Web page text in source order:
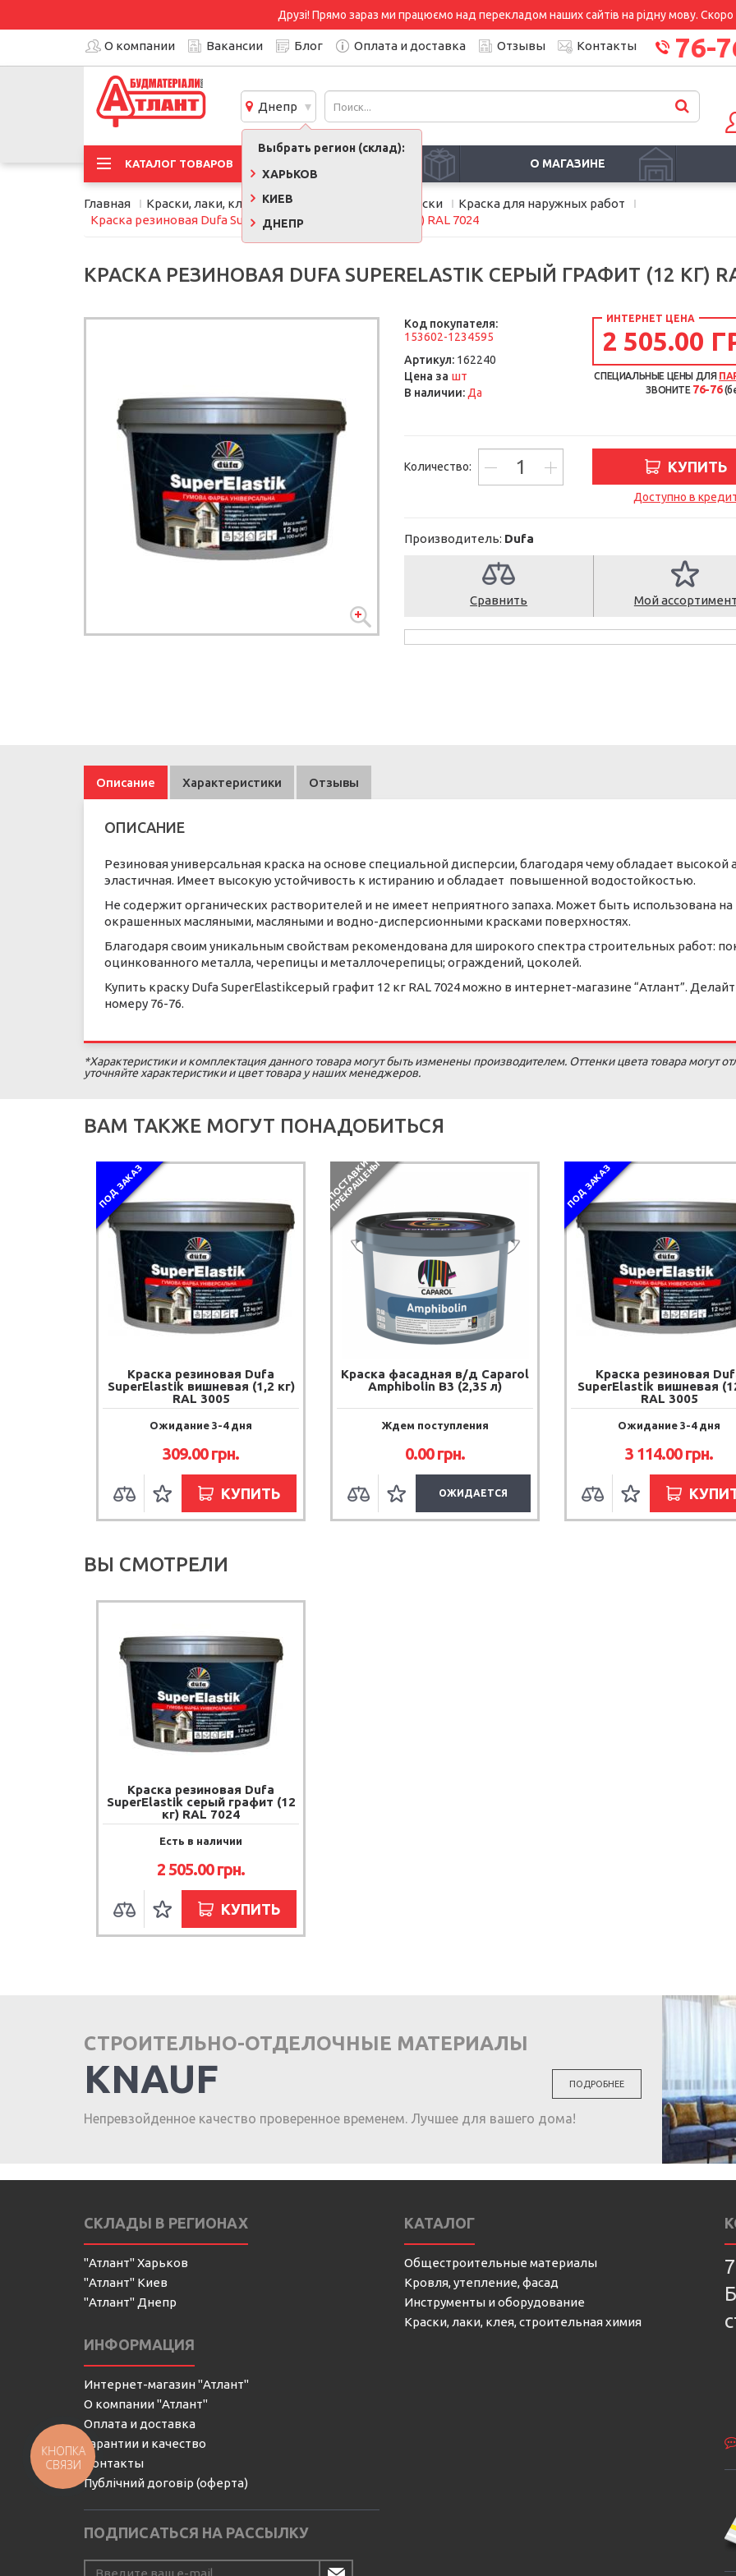
Друзі! Прямо зараз ми працюємо над перекладом наших сайтів на рідну мову. Скоро
О компании Вакансии Блог Оплата и доставка Отзывы Контакты 76-
Днепр
Выбрать регион (склад):
ХАРЬКОВ
КИЕВ
ДНЕПР
КАТАЛОГ ТОВАРОВ О МАГАЗИНЕ
Главная Краски, лаки, клеи, строительная химия Краски
Краска для наружных работ
Краска резиновая Dufa SuperElastik серый графит (12 кг) RAL 7024
КРАСКА РЕЗИНОВАЯ DUFA SUPERELASTIK СЕРЫЙ ГРАФИТ (12 КГ)
Код покупателя:
153602-1234595
Артикул: 162240
Цена за шт
В наличии: Да
ИНТЕРНЕТ ЦЕНА
2 505.00
СПЕЦИАЛЬНЫЕ ЦЕНЫ ДЛЯ
ЗВОНИТЕ 76-76
Количество: КУПИТЬ
Доступно в
Производитель: Dufa
Сравнить Мой ассортимент
Описание Характеристики Отзывы
ОПИСАНИЕ
Резиновая универсальная краска на основе специальной дисперсии, благодаря чему обладает
эластичная. Имеет высокую устойчивость к истиранию и обладает повышенной водостойкостью.
Не содержит органических растворителей и не имеет неприятного запаха. Может быть использована
окрашенных масляными, масляными и водно-дисперсионными красками поверхностях.
Благодаря своим уникальным свойствам рекомендована для широкого спектра строительных работ:
оцинкованного металла, черепицы и металлочерепицы; ограждений, цоколей.
Купить краску Dufa SuperElastikсерый графит 12 кг RAL 7024 можно в интернет-магазине “Атлант”.
номеру 76-76.
*Характеристики и комплектация данного товара могут быть изменены производителем. Оттенки цвета товара могут
уточняйте характеристики и цвет товара у наших менеджеров.
ВАМ ТАКЖЕ МОГУТ ПОНАДОБИТЬСЯ
ПОД ЗАКАЗ
Краска резиновая Dufa
SuperElastik вишневая (1,2 кг)
RAL 3005
Ожидание 3-4 дня
309.00грн.
КУПИТЬ
П
О
С
Т
А
В
К
И
П
Р
Е
К
Р
А
Щ
Е
Н
Ы
Краска фасадная в/д Caparol
Amphibolin B3 (2,35 л)
Ждем поступления
0.00грн.
ОЖИДАЕТСЯ
ПОД ЗАКАЗ
Краска резиновая
SuperElastik вишневая
RAL 3005
Ожидание 3-4 дня
3 114.00грн.
ВЫ СМОТРЕЛИ
Краска резиновая Dufa
SuperElastik серый графит (12
кг) RAL 7024
Есть в наличии
2 505.00грн.
КУПИТЬ
СТРОИТЕЛЬНО-ОТДЕЛОЧНЫЕ МАТЕРИАЛЫ
KNAUF
Непревзойденное качество проверенное временем. Лучшее для вашего дома!
ПОДРОБНЕЕ
СКЛАДЫ В РЕГИОНАХ
"Атлант" Харьков
"Атлант" Киев
"Атлант" Днепр
ИНФОРМАЦИЯ
Интернет-магазин "Атлант"
О компании "Атлант"
Оплата и доставка
Гарантии и качество
Контакты
Публічний договір (оферта)
ПОДПИСАТЬСЯ НА РАССЫЛКУ
КАТАЛОГ
Общестроительные материалы
Кровля, утепление, фасад
Инструменты и оборудование
Краски, лаки, клея, строительная химия
КНОПКА
СВЯЗИ